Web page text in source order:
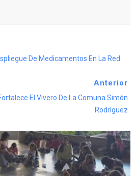
De Medicamentos En La Red
Anterior
El Vivero De La Comuna Simón
Rodríguez